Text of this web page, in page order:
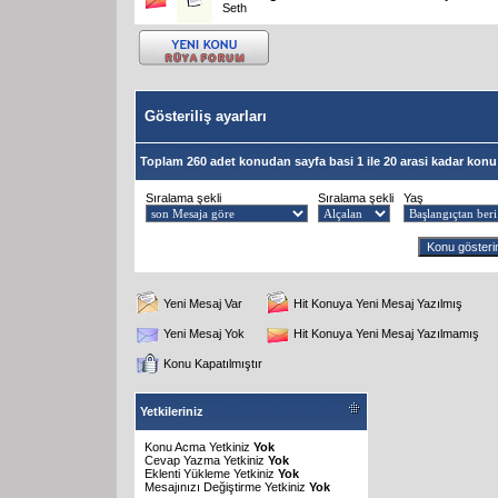
Seth
Gösteriliş ayarları
Toplam 260 adet konudan sayfa basi 1 ile 20 arasi kadar
Sıralama şekli Sıralama şekli Yaş
Yeni Mesaj Var Hit Konuya Yeni Mesaj Yazılmış
Yeni Mesaj Yok Hit Konuya Yeni Mesaj Yazılmamış
Konu Kapatılmıştır
Yetkileriniz
Konu Acma Yetkiniz Yok
Cevap Yazma Yetkiniz Yok
Eklenti Yükleme Yetkiniz Yok
Mesajınızı Değiştirme Yetkiniz Yok